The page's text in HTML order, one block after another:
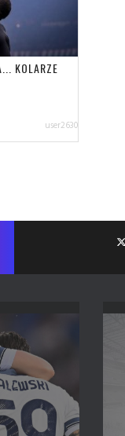
KOLARZE
user2630